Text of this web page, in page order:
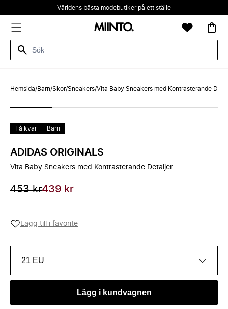
Världens bästa modebutiker på ett ställe
Hemsida/Barn/Skor/Sneakers/Vita Baby Sneakers med Kontrasterande
Få kvar Barn
ADIDAS ORIGINALS
Vita Baby Sneakers med Kontrasterande Detaljer
453 kr439 kr
Lägg till i favorite
21 EU
Lägg i kundvagnen